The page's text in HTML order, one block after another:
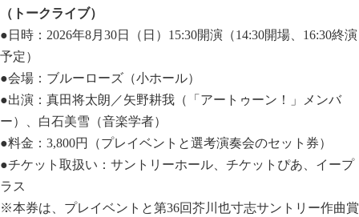
（トークライブ）
●日時：2026年8月30日（日）15:30開演（14:30開場、16:30終演
予定）
●会場：ブルーローズ（小ホール）
●出演：真田将太朗／矢野耕我（「アートゥーン！」メンバ
ー）、白石美雪（音楽学者）
●料金：3,800円（プレイベントと選考演奏会のセット券）
●チケット取扱い：サントリーホール、チケットぴあ、イープ
ラス
※本券は、プレイベントと第36回芥川也寸志サントリー作曲賞